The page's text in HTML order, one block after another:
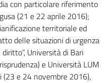
con particolare riferimento
(21 e 22 aprile 2016);
territoriale ed
delle situazioni di urgenza
Università di Bari
e Università LUM
(23 e 24 novembre 2016),